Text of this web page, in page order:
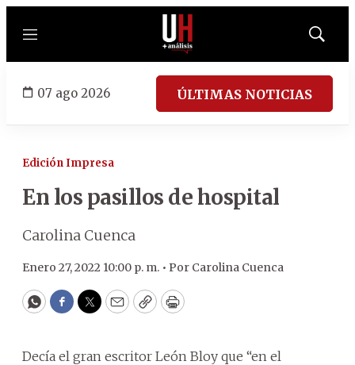
Menú
Mostrar
07 ago 2026 ÚLTIMAS NOTICIAS
Edición Impresa
En los pasillos de hospital
Carolina Cuenca
Enero 27, 2022 10:00 p. m. • Por Carolina Cuenca
WhatsApp
Facebook
Twitter
EmailCopyPrint
Decía el gran escritor León Bloy que “en el